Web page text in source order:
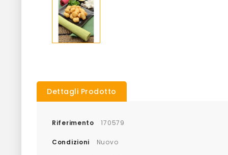
Dettagli Prodotto
Riferimento 170579
Condizioni Nuovo